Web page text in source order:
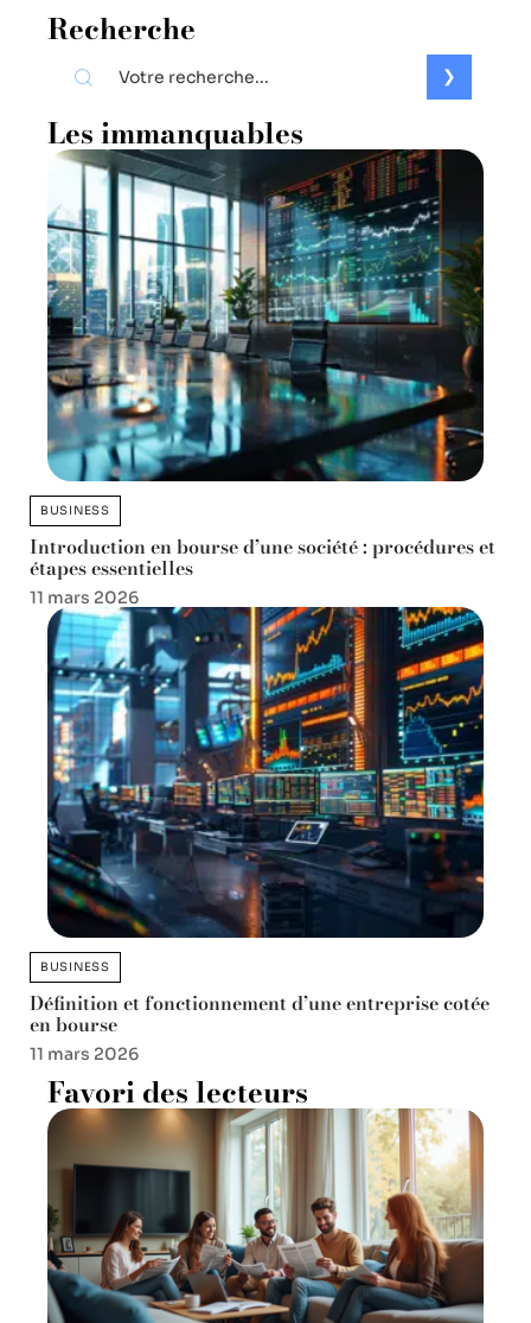
Recherche
Les immanquables
BUSINESS
Introduction en bourse d’une société : procédures et
étapes essentielles
11 mars 2026
BUSINESS
Définition et fonctionnement d’une entreprise cotée
en bourse
11 mars 2026
Favori des lecteurs